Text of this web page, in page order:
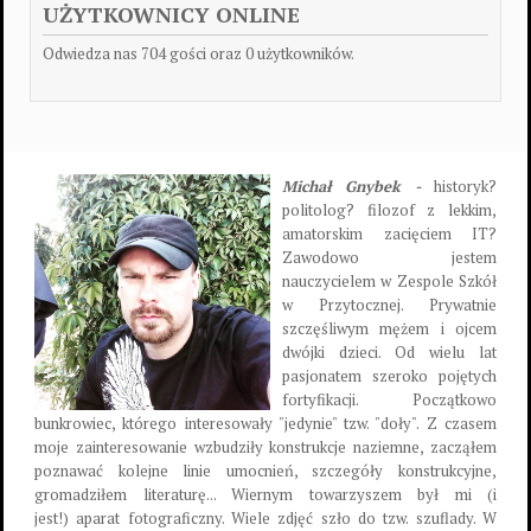
UŻYTKOWNICY ONLINE
Odwiedza nas 704 gości oraz 0 użytkowników.
Michał Gnybek - historyk?
politolog? filozof z lekkim,
amatorskim zacięciem IT?
Zawodowo jestem
nauczycielem w Zespole Szkół
w Przytocznej. Prywatnie
szczęśliwym mężem i ojcem
dwójki dzieci. Od wielu lat
pasjonatem szeroko pojętych
fortyfikacji. Początkowo
bunkrowiec, którego interesowały "jedynie" tzw. "doły". Z czasem
moje zainteresowanie wzbudziły konstrukcje naziemne, zacząłem
poznawać kolejne linie umocnień, szczegóły konstrukcyjne,
gromadziłem literaturę... Wiernym towarzyszem był mi (i
jest!) aparat fotograficzny. Wiele zdjęć szło do tzw. szuflady. W